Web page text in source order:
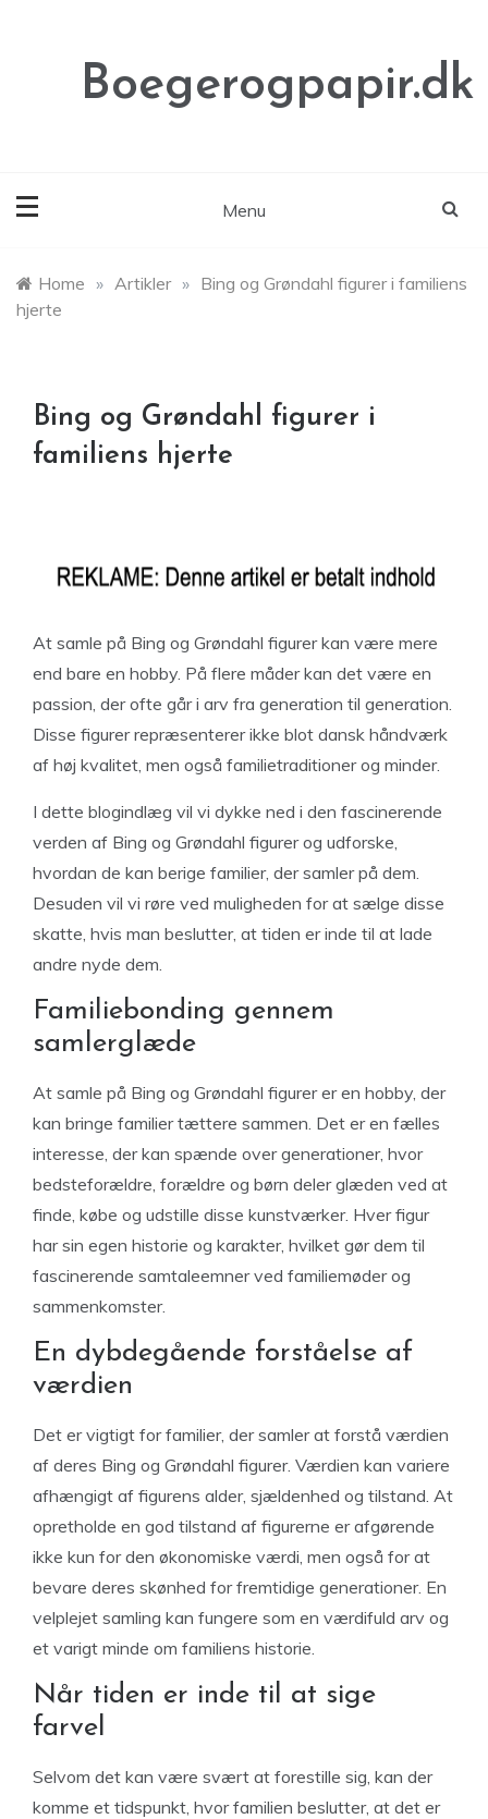
Boegerogpapir.dk
Menu
Home » Artikler » Bing og Grøndahl figurer i familiens
hjerte
Bing og Grøndahl figurer i
familiens hjerte
At samle på Bing og Grøndahl figurer kan være mere
end bare en hobby. På flere måder kan det være en
passion, der ofte går i arv fra generation til generation.
Disse figurer repræsenterer ikke blot dansk håndværk
af høj kvalitet, men også familietraditioner og minder.
I dette blogindlæg vil vi dykke ned i den fascinerende
verden af Bing og Grøndahl figurer og udforske,
hvordan de kan berige familier, der samler på dem.
Desuden vil vi røre ved muligheden for at sælge disse
skatte, hvis man beslutter, at tiden er inde til at lade
andre nyde dem.
Familiebonding gennem
samlerglæde
At samle på Bing og Grøndahl figurer er en hobby, der
kan bringe familier tættere sammen. Det er en fælles
interesse, der kan spænde over generationer, hvor
bedsteforældre, forældre og børn deler glæden ved at
finde, købe og udstille disse kunstværker. Hver figur
har sin egen historie og karakter, hvilket gør dem til
fascinerende samtaleemner ved familiemøder og
sammenkomster.
En dybdegående forståelse af
værdien
Det er vigtigt for familier, der samler at forstå værdien
af deres Bing og Grøndahl figurer. Værdien kan variere
afhængigt af figurens alder, sjældenhed og tilstand. At
opretholde en god tilstand af figurerne er afgørende
ikke kun for den økonomiske værdi, men også for at
bevare deres skønhed for fremtidige generationer. En
velplejet samling kan fungere som en værdifuld arv og
et varigt minde om familiens historie.
Når tiden er inde til at sige
farvel
Selvom det kan være svært at forestille sig, kan der
komme et tidspunkt, hvor familien beslutter, at det er